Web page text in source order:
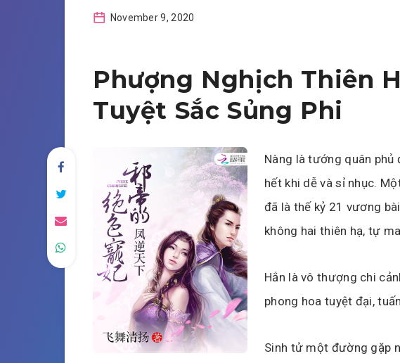
November 9, 2020
Phượng Nghịch Thiên
Tuyệt Sắc Sủng Phi
Nàng là tướng quân phủ
hết khi dễ và sỉ nhục.
đã là thế kỷ 21 vương
không hai thiên hạ, tự
Hắn là vô thượng chi
phong hoa tuyệt đại,
Sinh tử một đường gặp